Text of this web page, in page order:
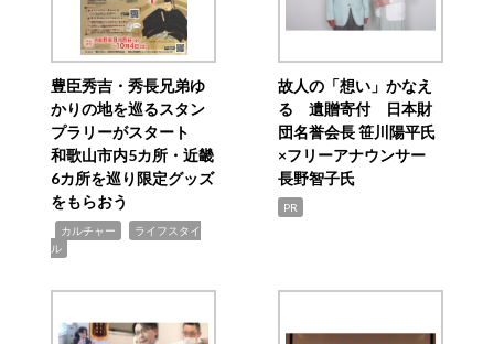
豊臣秀吉・秀長兄弟ゆ
かりの地を巡るスタン
プラリーがスタート
和歌山市内5カ所・近畿
6カ所を巡り限定グッズ
をもらおう
カルチャー
ライフスタイ
ル
故人の「想い」かなえ
る 遺贈寄付 日本財
団名誉会長 笹川陽平氏
×フリーアナウンサー
長野智子氏
PR